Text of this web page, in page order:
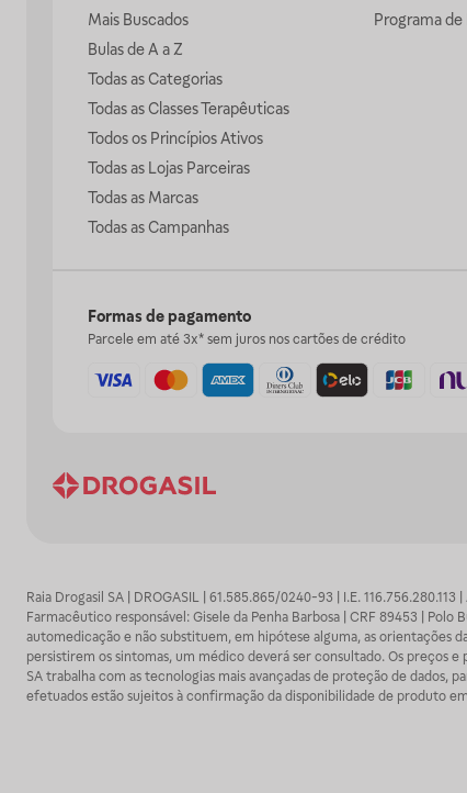
Mais Buscados
Bulas de A a Z
Todas as Categorias
Todas as Classes Terapêuticas
Todos os Princípios Ativos
Todas as Lojas Parceiras
Todas as Marcas
Todas as Campanhas
Programa
Formas de pagamento
Parcele em até 3x* sem juros nos cartões de crédito
Raia Drogasil SA | DROGASIL | 61.585.865/0240-93 | I.E.
Farmacêutico responsável: Gisele da Penha Barbosa | CRF 89453 |
automedicação e não substituem, em hipótese alguma, as orientações
persistirem os sintomas, um médico deverá ser consultado. Os preços
SA trabalha com as tecnologias mais avançadas de proteção de dados,
efetuados estão sujeitos à confirmação da disponibilidade de produto